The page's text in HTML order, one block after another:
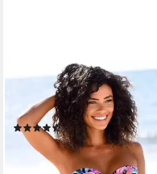
BENCH.
Bikini-Hose Pitch Seitliche
Bänder
(84)
26,99 € 36,99 €